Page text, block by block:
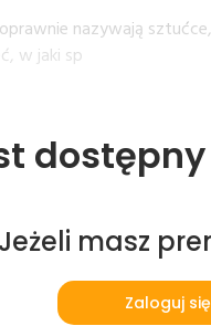
poprawnie nazywają
w jaki sp
Jeżeli masz
Zaloguj się